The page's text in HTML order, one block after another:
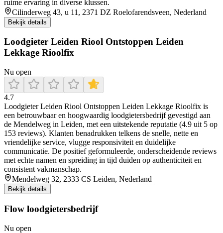
ruime ervaring in diverse klussen.
Cilinderweg 43, u 11, 2371 DZ Roelofarendsveen, Nederland
Bekijk details
Loodgieter Leiden Riool Ontstoppen Leiden
Lekkage Rioolfix
Nu open
4.7
Loodgieter Leiden Riool Ontstoppen Leiden Lekkage Rioolfix is
een betrouwbaar en hoogwaardig loodgietersbedrijf gevestigd aan
de Mendelweg in Leiden, met een uitstekende reputatie (4.9 uit 5 op
153 reviews). Klanten benadrukken telkens de snelle, nette en
vriendelijke service, vlugge responsiviteit en duidelijke
communicatie. De positief geformuleerde, onderscheidende reviews
met echte namen en spreiding in tijd duiden op authenticiteit en
consistent vakmanschap.
Mendelweg 32, 2333 CS Leiden, Nederland
Bekijk details
Flow loodgietersbedrijf
Nu open